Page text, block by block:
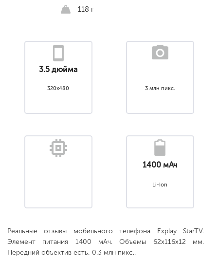
118 г
3.5 дюйма
320x480 3 млн пикс.
1400 мАч
Li-Ion
Реальные отзывы мобильного телефона Explay StarTV.
Элемент питания 1400 мАч. Объемы 62x116x12 мм.
Передний объектив есть, 0.3 млн пикс..